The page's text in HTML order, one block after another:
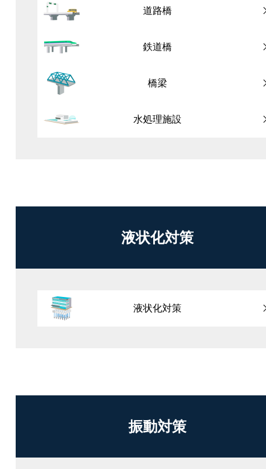
道路橋
鉄道橋
橋梁
水処理施設
液状化対策
液状化対策
振動対策